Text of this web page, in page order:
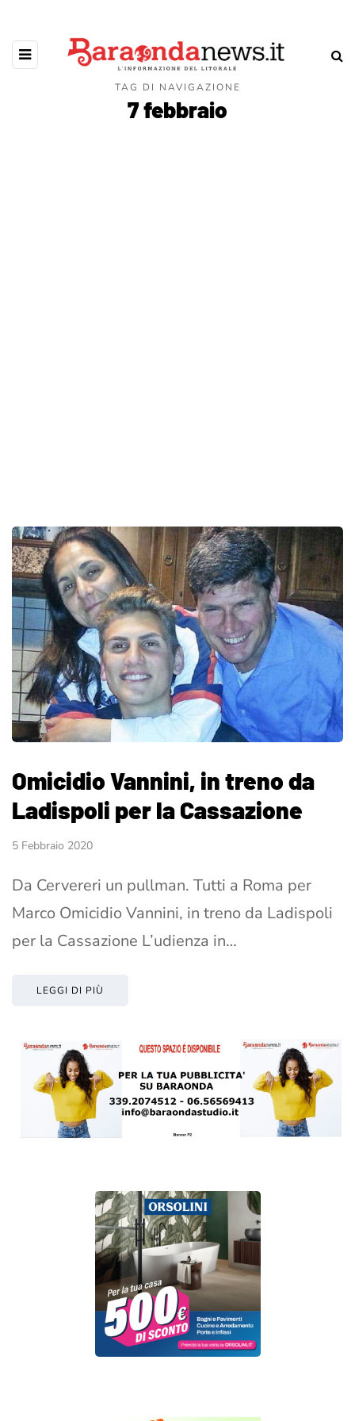
TAG DI NAVIGAZIONE
7 febbraio
Omicidio Vannini, in treno da
Ladispoli per la Cassazione
5 Febbraio 2020
Da Cervereri un pullman. Tutti a Roma per
Marco Omicidio Vannini, in treno da Ladispoli
per la Cassazione L’udienza in…
LEGGI DI PIÙ